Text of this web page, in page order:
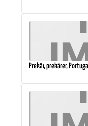
Prekär, prekärer, Portugal